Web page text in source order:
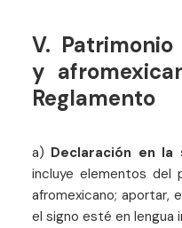
V.
y
Reglamento
a) Declaración en la
incluye elementos del
afromexicano; aportar,
el signo esté en lengua